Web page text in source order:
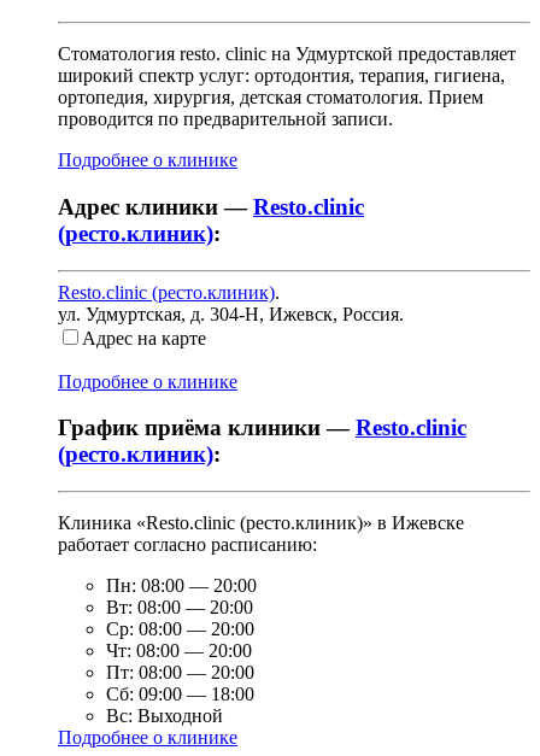
Стоматология resto. clinic на Удмуртской предоставляет
широкий спектр услуг: ортодонтия, терапия, гигиена,
ортопедия, хирургия, детская стоматология. Прием
проводится по предварительной записи.
Подробнее о клинике
Адрес клиники —Resto.clinic
(ресто.клиник):
Resto.clinic (ресто.клиник).
ул. Удмуртская, д. 304-Н, Ижевск, Россия.
Адрес на карте
Подробнее о клинике
График приёма клиники —Resto.clinic
(ресто.клиник):
Клиника «Resto.clinic (ресто.клиник)» в Ижевске
работает согласно расписанию:
Пн: 08:00 — 20:00
Вт: 08:00 — 20:00
Ср: 08:00 — 20:00
Чт: 08:00 — 20:00
Пт: 08:00 — 20:00
Сб: 09:00 — 18:00
Вс: Выходной
Подробнее о клинике